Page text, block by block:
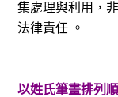
集處理與利用，
法律責任 。
以姓氏筆畫排列